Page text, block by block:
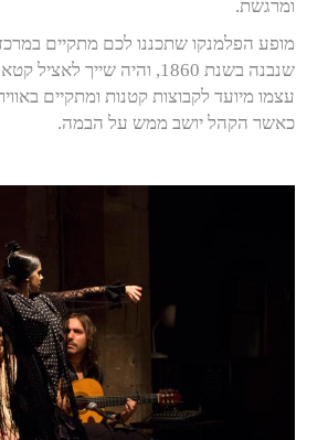
ומרגשת.
מופע הפלמנקו שתכננו לכם מתקיים
שנבנה בשנת 1860, והיה שייך
עצמו מיועד לקבוצות קטנות ומתקיים
כאשר הקהל יושב ממש על הבמה.